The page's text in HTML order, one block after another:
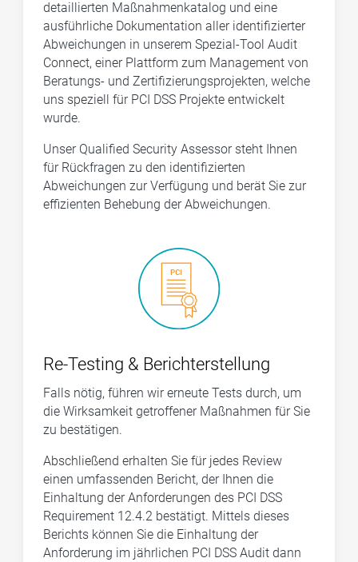
detaillierten Maßnahmenkatalog und eine
ausführliche Dokumentation aller identifizierter
Abweichungen in unserem Spezial-Tool Audit
Connect, einer Plattform zum Management von
Beratungs- und Zertifizierungsprojekten, welche
uns speziell für PCI DSS Projekte entwickelt
wurde.
Unser Qualified Security Assessor steht Ihnen
für Rückfragen zu den identifizierten
Abweichungen zur Verfügung und berät Sie zur
effizienten Behebung der Abweichungen.
Re-Testing & Berichterstellung
Falls nötig, führen wir erneute Tests durch, um
die Wirksamkeit getroffener Maßnahmen für Sie
zu bestätigen.
Abschließend erhalten Sie für jedes Review
einen umfassenden Bericht, der Ihnen die
Einhaltung der Anforderungen des PCI DSS
Requirement 12.4.2 bestätigt. Mittels dieses
Berichts können Sie die Einhaltung der
Anforderung im jährlichen PCI DSS Audit dann